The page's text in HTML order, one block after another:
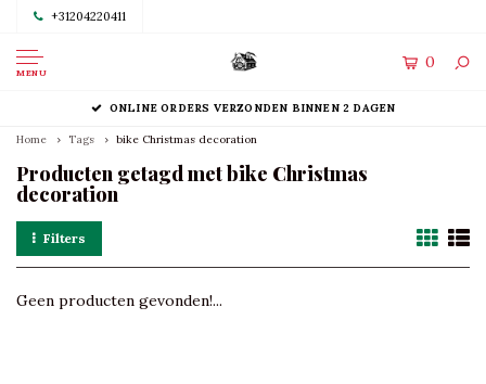
+31204220411
MENU
0
ONLINE ORDERS VERZONDEN BINNEN 2 DAGEN
Home Tags bike Christmas decoration
Producten getagd met bike Christmas
decoration
Filters
Geen producten gevonden!...